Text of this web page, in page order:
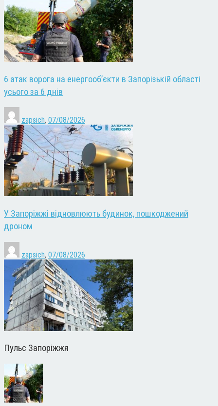
6 атак ворога на енергооб’єкти в Запорізькій області
усього за 6 днів
zapsich, 07/08/2026
У Запоріжжі відновлюють будинок, пошкоджений
дроном
zapsich, 07/08/2026
Пульс Запоріжжя